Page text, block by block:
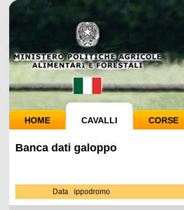
HOME CAVALLI CORSE
Banca dati galoppo
Data ippodromo